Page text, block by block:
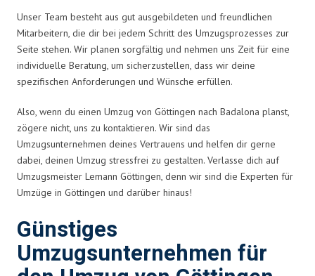
Unser Team besteht aus gut ausgebildeten und freundlichen
Mitarbeitern, die dir bei jedem Schritt des Umzugsprozesses zur
Seite stehen. Wir planen sorgfältig und nehmen uns Zeit für eine
individuelle Beratung, um sicherzustellen, dass wir deine
spezifischen Anforderungen und Wünsche erfüllen.
Also, wenn du einen Umzug von Göttingen nach Badalona planst,
zögere nicht, uns zu kontaktieren. Wir sind das
Umzugsunternehmen deines Vertrauens und helfen dir gerne
dabei, deinen Umzug stressfrei zu gestalten. Verlasse dich auf
Umzugsmeister Lemann Göttingen, denn wir sind die Experten für
Umzüge in Göttingen und darüber hinaus!
Günstiges
Umzugsunternehmen für